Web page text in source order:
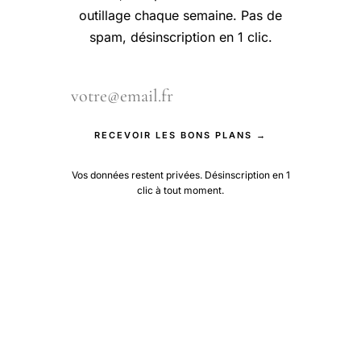
outillage chaque semaine. Pas de
spam, désinscription en 1 clic.
RECEVOIR LES BONS PLANS →
Vos données restent privées. Désinscription en 1
clic à tout moment.